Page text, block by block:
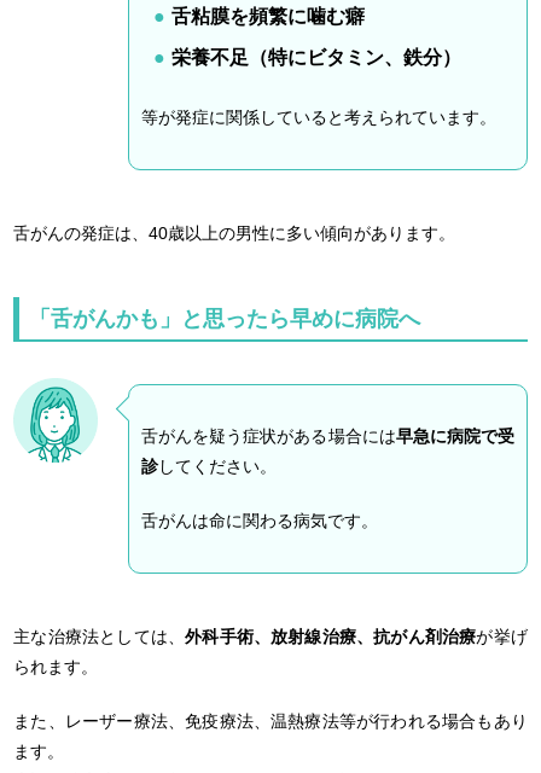
舌粘膜を頻繁に噛む癖
栄養不足（特にビタミン、鉄分）
等が発症に関係していると考えられています。
舌がんの発症は、40歳以上の男性に多い傾向があります。
「舌がんかも」と思ったら早めに病院へ
舌がんを疑う症状がある場合には早急に病院で受
診してください。
舌がんは命に関わる病気です。
主な治療法としては、外科手術、放射線治療、抗がん剤治療が挙げ
られます。
また、レーザー療法、免疫療法、温熱療法等が行われる場合もあり
ます。